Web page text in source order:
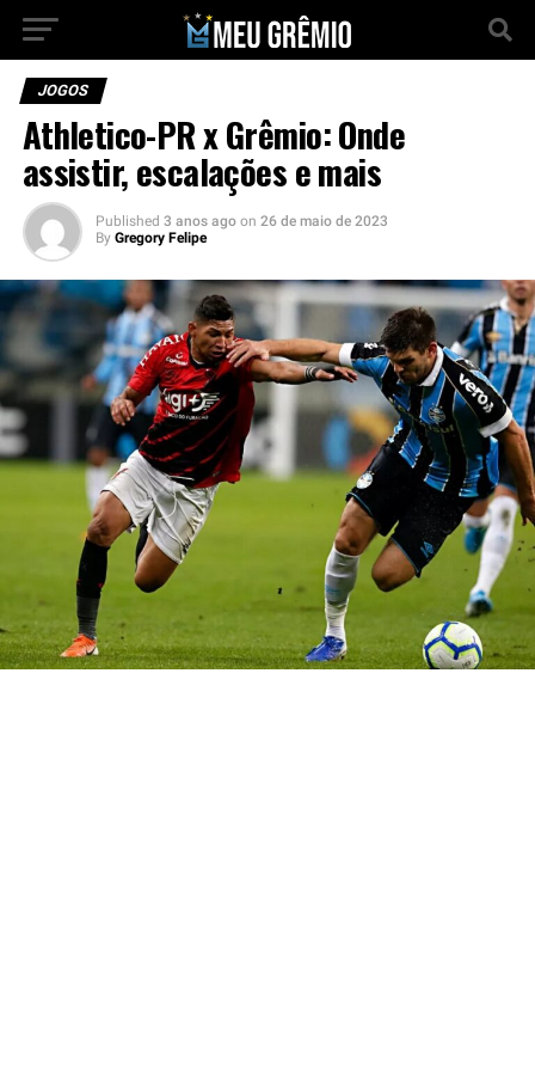
JOGOS
Athletico-PR x Grêmio: Onde
assistir, escalações e mais
Published 3 anos ago on 26 de maio de 2023
By Gregory Felipe